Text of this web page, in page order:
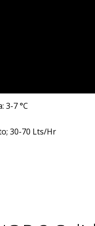
3-7 °C
30-70 Lts/Hr